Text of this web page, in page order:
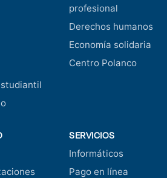
profesional
Derechos humanos
Economía solidaria
Centro Polanco
SERVICIOS
Informáticos
Pago en línea